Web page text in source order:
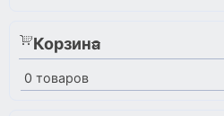
Корзина
0 товаров